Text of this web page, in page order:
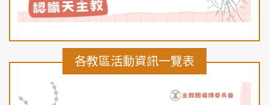
各教區活動資訊一覽表